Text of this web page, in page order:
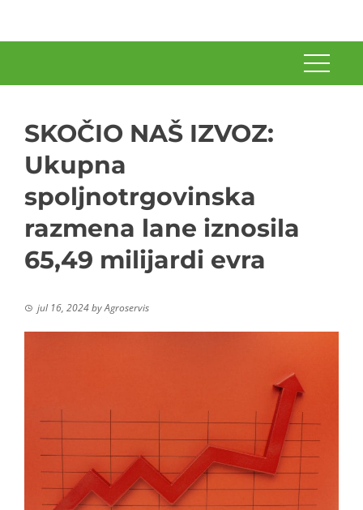
SKOČIO NAŠ IZVOZ:
Ukupna
spoljnotrgovinska
razmena lane iznosila
65,49 milijardi evra
jul 16, 2024byAgroservis